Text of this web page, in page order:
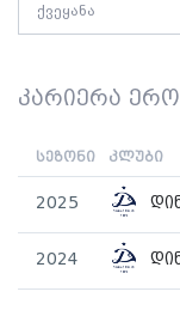
ქვეყანა
კარიერა
სეზონი კლუბი
2025
2024